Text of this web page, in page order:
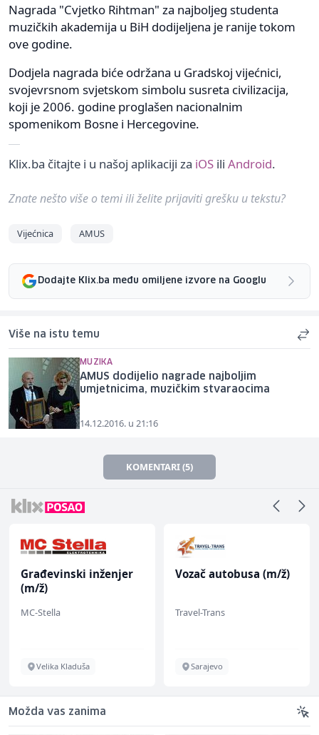
Nagrada "Cvjetko Rihtman" za najboljeg studenta
muzičkih akademija u BiH dodijeljena je ranije tokom
ove godine.
Dodjela nagrada biće održana u Gradskoj vijećnici,
svojevrsnom svjetskom simbolu susreta civilizacija,
koji je 2006. godine proglašen nacionalnim
spomenikom Bosne i Hercegovine.
Klix.ba čitajte i u našoj aplikaciji za iOS ili Android.
Znate nešto više o temi ili želite prijaviti grešku u tekstu?
Vijećnica AMUS
Dodajte Klix.ba među omiljene izvore na Googlu
Više na istu temu
MUZIKA
AMUS dodijelio nagrade najboljim
umjetnicima, muzičkim stvaraocima
14.12.2016. u 21:16
KOMENTARI (5)
Građevinski inženjer
(m/ž)
MC-Stella
Velika Kladuša
Vozač autobusa (m/ž)
Travel-Trans
Sarajevo
Možda vas zanima